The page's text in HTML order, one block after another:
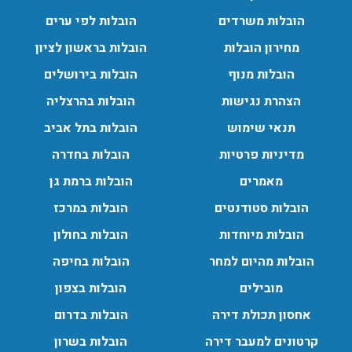
שירותי הובלה עם מנוף בגבעת שמואל לכל סוגי ההובלות
עודכן לאחרונה: 24/02/2026, 10:42
תכולת דירה שלמה עם מנוף.
הובלות משרדים
מחירון הובלות
הובלות מנוף
הצהרת נגישות
תנאי שימוש
מדיניות פרטיות
מאמרים
הובלות סטודנטים
הובלות מיוחדות
הובלות מהיום למחר
מובילים
אחסון תכולת דירה
קרטונים למעבר דירה
הובלות לפי ערים
הובלות בראשון לציון
הובלות בירושלים
הובלות בהרצליה
הובלות בתל אביב
הובלות בחדרה
הובלות ברמת גן
הובלות במרכז
הובלות בחולון
הובלות בחיפה
הובלות בצפון
הובלות בדרום
הובלות בשרון